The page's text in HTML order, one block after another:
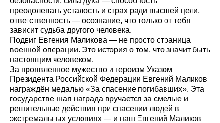
преодолевать усталость и страх ради высшей цели,
ответственность — осознание, что только от тебя
зависит судьба другого человека.
Подвиг Евгения Маликова — не просто страница
военной операции. Это история о том, что значит быть
настоящим человеком.
За проявленное мужество и героизм Указом
Президента Российской Федерации Евгений Маликов
награждён медалью «За спасение погибавших». Эта
государственная награда вручается за смелые и
решительные действия при спасении людей в
экстремальных условиях — и наш Евгений Маликов